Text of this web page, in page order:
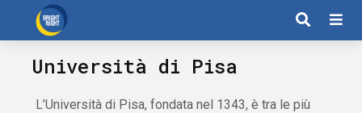
Università di Pisa
L’Università di Pisa, fondata nel 1343, è tra le più